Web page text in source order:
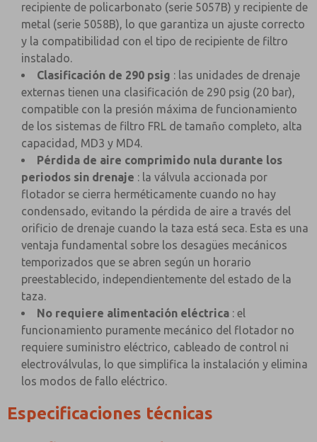
recipiente de policarbonato (serie 5057B) y recipiente de
metal (serie 5058B), lo que garantiza un ajuste correcto
y la compatibilidad con el tipo de recipiente de filtro
instalado.
Clasificación de 290 psig : las unidades de drenaje
externas tienen una clasificación de 290 psig (20 bar),
compatible con la presión máxima de funcionamiento
de los sistemas de filtro FRL de tamaño completo, alta
capacidad, MD3 y MD4.
Pérdida de aire comprimido nula durante los
periodos sin drenaje : la válvula accionada por
flotador se cierra herméticamente cuando no hay
condensado, evitando la pérdida de aire a través del
orificio de drenaje cuando la taza está seca. Esta es una
ventaja fundamental sobre los desagües mecánicos
temporizados que se abren según un horario
preestablecido, independientemente del estado de la
taza.
No requiere alimentación eléctrica : el
funcionamiento puramente mecánico del flotador no
requiere suministro eléctrico, cableado de control ni
electroválvulas, lo que simplifica la instalación y elimina
los modos de fallo eléctrico.
Especificaciones técnicas